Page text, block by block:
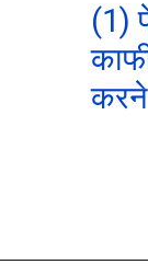
(1)
करने